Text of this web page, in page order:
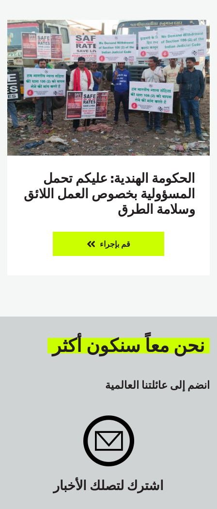
الحكومة الهندية: عليكم تحمل
المسؤولية بخصوص العمل اللائق
وسلامة الطرق
قم بإجراء
نحن معاً سنكون أكثر
انضم إلى عائلتنا العالمية
اشترك لتصلك الأخبار